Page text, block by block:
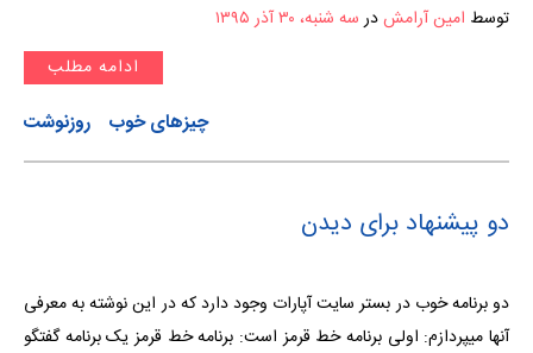
توسط امین آرامشدرسه شنبه، ۳۰ آذر ۱۳۹۵
ادامه مطلب
چیزهای خوب روزنوشت
دو پیشنهاد برای دیدن
دو برنامه خوب در بستر سایت آپارات وجود دارد که در این نوشته به معرفی
آنها میپردازم: اولی برنامه خط قرمز است: برنامه خط قرمز یک برنامه گفتگو